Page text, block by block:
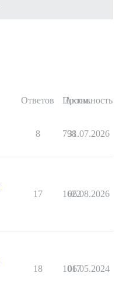
Ответов Просм.
Активность
8 798
31.07.2026
17 1622
06.08.2026
18 1017
06.05.2024